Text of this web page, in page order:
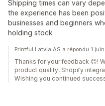
Shipping times can vary
the experience has been
businesses and beginners
holding stock
Printful Latvia AS a répondu 1
Thanks for your feedback 😊!
product quality, Shopify
Wishing you continued